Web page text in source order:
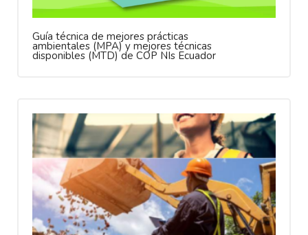
Guía técnica de mejores prácticas
ambientales (MPA) y mejores técnicas
disponibles (MTD) de COP NIs Ecuador